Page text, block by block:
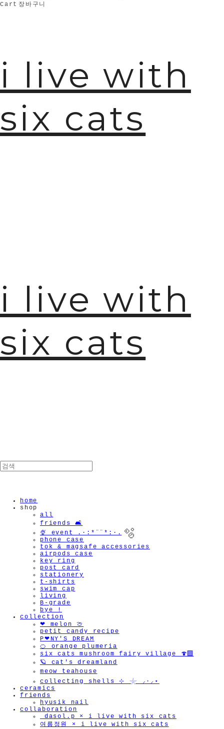
Cart 장바구니
i live with
six cats
i live with
six cats
home
shop
all
friends 🛋️
🍨 event .·:*¨¨*:·.
phone case
tok & magsafe accessories
airpods case
key ring
post card
stationery
t-shirts
swim cap
living
B-grade
bye !
collection
❤︎ melon 🍈
petit candy recipe
P❤︎NY'S DREAM
🍊 orange plumeria
six cats mushroom fairy village 🍄‍🟫
🪐 cat's dreamland
meow teahouse
collecting shells ⊹ 𓇼 ⸝·⸝⋆
ceramics
friends
hyusik_nail
collaboration
_dasol.p × i live with six cats
여름정원 × i live with six cats
🫧